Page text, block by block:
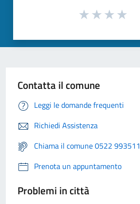
Contatta il comune
Leggi le domande frequenti
Richiedi Assistenza
Chiama il comune 0522 993511
Prenota un appuntamento
Problemi in città